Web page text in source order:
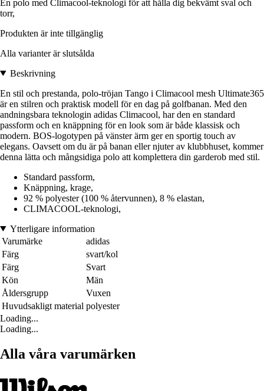
En polo med Climacool-teknologi för att hålla dig bekvämt sval och
torr,
Produkten är inte tillgänglig
Alla varianter är slutsålda
Beskrivning
En stil och prestanda, polo-tröjan Tango i Climacool mesh Ultimate365
är en stilren och praktisk modell för en dag på golfbanan. Med den
andningsbara teknologin adidas Climacool, har den en standard
passform och en knäppning för en look som är både klassisk och
modern. BOS-logotypen på vänster ärm ger en sportig touch av
elegans. Oavsett om du är på banan eller njuter av klubbhuset, kommer
denna lätta och mångsidiga polo att komplettera din garderob med stil.
Standard passform,
Knäppning, krage,
92 % polyester (100 % återvunnen), 8 % elastan,
CLIMACOOL-teknologi,
Ytterligare information
Varumärke
adidas
Färg
svart/kol
Färg
Svart
Kön
Män
Åldersgrupp
Vuxen
Huvudsakligt material polyester
Loading...
Loading...
Alla våra varumärken